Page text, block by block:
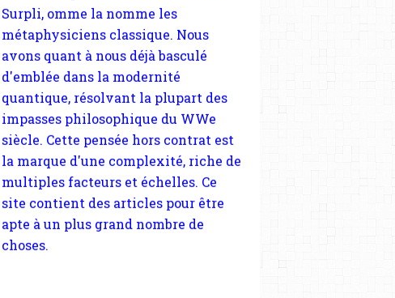
quantique, résolvant la plupart des
impasses philosophique du WWe
siècle. Cette pensée hors contrat est
la marque d'une complexité, riche de
multiples facteurs et échelles. Ce
site contient des articles pour être
apte à un plus grand nombre de
choses.